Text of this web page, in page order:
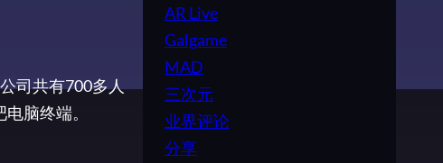
司共有700多人
脑终端。
AR Live
Galgame
MAD
三次元
业界评论
分享